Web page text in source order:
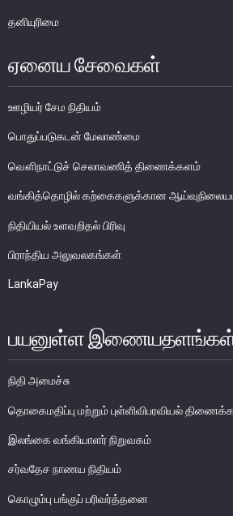
நிதியியல் முறைமை
வங்கித்தொழில் துறை
நுண்பாக நிதித் துறை
அதிகாரம்பெற்ற பணத்தரகர்கள்
பேரண்ட முன்மதியுடைய கண்காணிப்பு
நிலைபெறத்தக்க நிதி
நிதியியல் சந்தைகள்
பொதுநோக்கு
உள்நாட்டின் வெளிநாட்டுச் செலாவணிச்
வெளிநாட்டுச் செலாவணி உலகளாவிய
அரச பிணையங்கள் சந்தை
தனியுரிமை
ஏனைய சேவைகள்
ஊழியர் சேம நிதியம்
பொதுப்படுகடன் மேலாண்மை
வௌிநாட்டுச் செலாவணித் திணைக்களம்
வங்கித்தொழில் கற்கைகளுக்கான
நிதியியல் உளவறிதல் பிரிவு
பிராந்திய அலுவலகங்கள்
LankaPay
பயனுள்ள
நிதி அமைச்சு
தொகைமதிப்பு மற்றும் புள்ளிவிபரவியல்
இலங்கை வங்கியாளர் நிறுவகம்
சர்வதேச நாணய நிதியம்
கொழும்பு பங்குப் பரிவர்த்தனை